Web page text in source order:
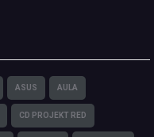
ASUS AULA
CD PROJEKT RED